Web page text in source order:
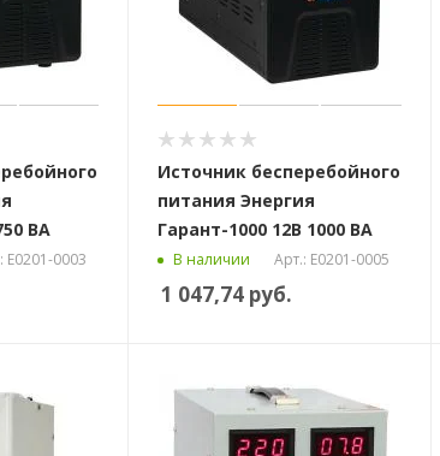
ВА
Е0201-0003
Источник бесперебойного
питания Энергия
Гарант-1000 12В 1000 ВА
В наличии Арт.: Е0201-0005
1 047,74руб.